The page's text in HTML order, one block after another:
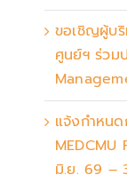
ขอเชิญผู้บ
ศูนย์ฯ ร่วม
แจ้งกำหน
MEDCMU
มิ.ย. 69 –